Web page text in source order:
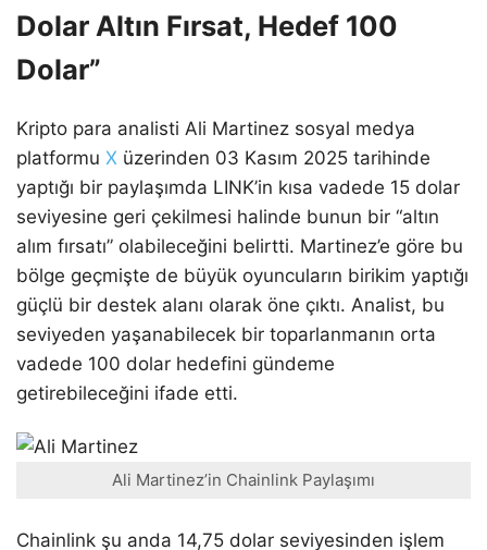
Dolar Altın Fırsat, Hedef 100
Dolar”
Kripto para analisti Ali Martinez sosyal medya
platformu X üzerinden 03 Kasım 2025 tarihinde
yaptığı bir paylaşımda LINK’in kısa vadede 15 dolar
seviyesine geri çekilmesi halinde bunun bir “altın
alım fırsatı” olabileceğini belirtti. Martinez’e göre bu
bölge geçmişte de büyük oyuncuların birikim yaptığı
güçlü bir destek alanı olarak öne çıktı. Analist, bu
seviyeden yaşanabilecek bir toparlanmanın orta
vadede 100 dolar hedefini gündeme
getirebileceğini ifade etti.
Ali Martinez’in Chainlink Paylaşımı
Chainlink şu anda 14,75 dolar seviyesinden işlem